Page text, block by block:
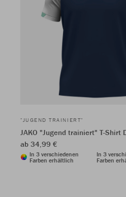
"JUGEND TRAINIERT"
JAKO "Jugend trainiert" T-Shirt
ab 34,99 €
In 3 verschiedenen
Farben erhältlich
In 3
Farben